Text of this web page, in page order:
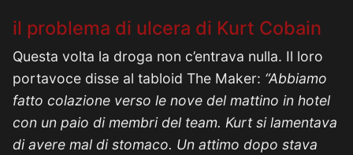
il problema di ulcera di Kurt Cobain
Questa volta la droga non c’entrava nulla. Il loro
portavoce disse al tabloid The Maker: “Abbiamo
fatto colazione verso le nove del mattino in hotel
con un paio di membri del team. Kurt si lamentava
di avere mal di stomaco. Un attimo dopo stava